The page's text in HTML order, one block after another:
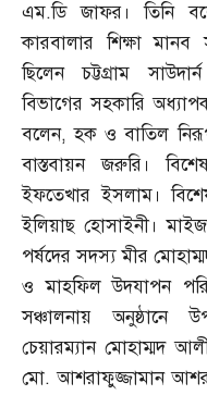
এম.ডি জাফর। তিনি
কারবালার শিক্ষা
ছিলেন চট্টগ্রাম
বিভাগের সহকারি
বলেন,হক ও বাতিল
বাস্তবায়ন জরুরি।
ইফতেখার ইসলাম।
ইলিয়াছ হোসাইনী।
পর্ষদের সদস্য মীর
ও মাহফিল উদযাপন
সঞ্চালনায় অনুষ্ঠানে
চেয়ারম্যান মোহাম্মদ
মো.আশরাফুজ্জামান